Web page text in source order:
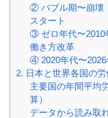
② バブル期〜崩壊
スタート
③ ゼロ年代〜2010
働き方改革
④ 2020年代〜2026
2. 日本と世界各国の
主要国の年間平均
算）
データから読み取